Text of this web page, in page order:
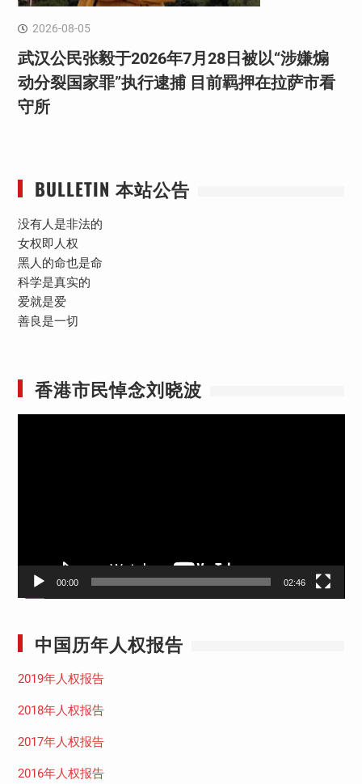
2026-08-05
武汉公民张毅于2026年7月28日被以“涉嫌煽
动分裂国家罪”执行逮捕 目前羁押在拉萨市看
守所
BULLETIN 本站公告
没有人是非法的
女权即人权
黑人的命也是命
科学是真实的
爱就是爱
善良是一切
香港市民悼念刘晓波
00:00 02:46
中国历年人权报告
2019年人权报告
2018年人权报告
2017年人权报告
2016年人权报告